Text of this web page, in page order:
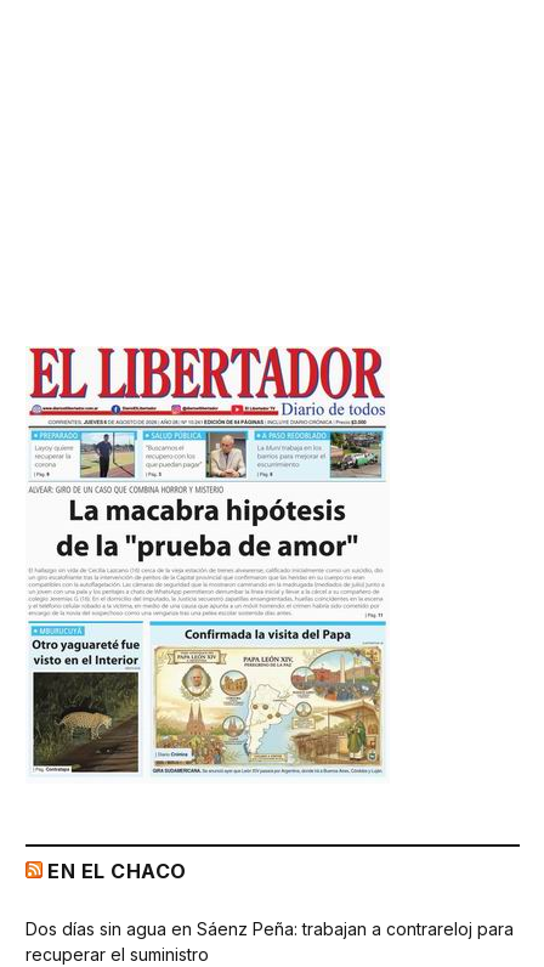
EN EL CHACO
Dos días sin agua en Sáenz Peña: trabajan a contrareloj para
recuperar el suministro